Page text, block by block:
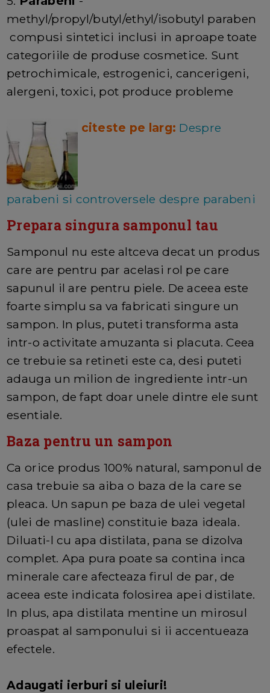
methyl/propyl/butyl/ethyl/isobutyl paraben
compusi sintetici inclusi in aproape toate
categoriile de produse cosmetice. Sunt
petrochimicale, estrogenici, cancerigeni,
alergeni, toxici, pot produce probleme
citeste pe larg: Despre
parabeni si controversele despre parabeni
Prepara singura samponul tau
Samponul nu este altceva decat un produs
care are pentru par acelasi rol pe care
sapunul il are pentru piele. De aceea este
foarte simplu sa va fabricati singure un
sampon. In plus, puteti transforma asta
intr-o activitate amuzanta si placuta. Ceea
ce trebuie sa retineti este ca, desi puteti
adauga un milion de ingrediente intr-un
sampon, de fapt doar unele dintre ele sunt
esentiale.
Baza pentru un sampon
Ca orice produs 100% natural, samponul de
casa trebuie sa aiba o baza de la care se
pleaca. Un sapun pe baza de ulei vegetal
(ulei de masline) constituie baza ideala.
Diluati-l cu apa distilata, pana se dizolva
complet. Apa pura poate sa contina inca
minerale care afecteaza firul de par, de
aceea este indicata folosirea apei distilate.
In plus, apa distilata mentine un mirosul
proaspat al samponului si ii accentueaza
efectele.
Adaugati ierburi si uleiuri!